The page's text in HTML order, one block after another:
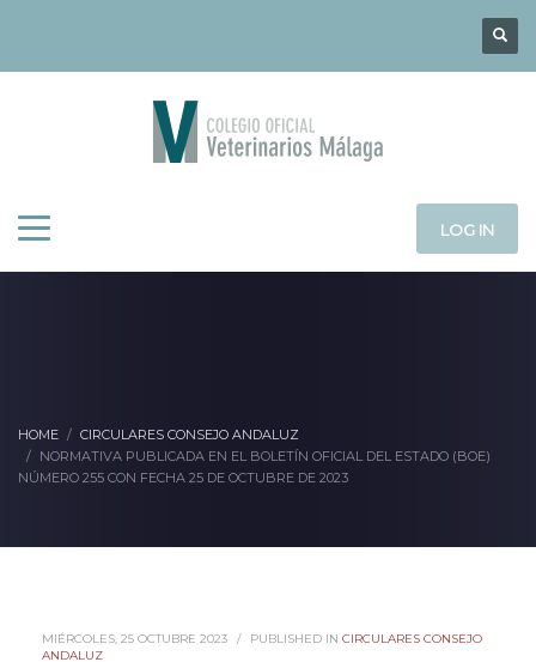
LOG IN
HOME
CIRCULARES CONSEJO ANDALUZ
NORMATIVA PUBLICADA EN EL BOLETÍN OFICIAL DEL ESTADO (BOE)
NÚMERO 255 CON FECHA 25 DE OCTUBRE DE 2023
MIÉRCOLES, 25 OCTUBRE 2023 / PUBLISHED IN CIRCULARES CONSEJO
ANDALUZ